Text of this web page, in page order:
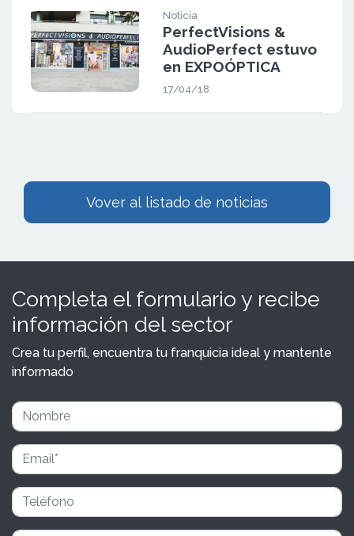
Noticia
PerfectVisions &
AudioPerfect estuvo
en EXPOÓPTICA
17/04/18
Vover al listado de noticias
Completa el formulario y recibe
información del sector
Crea tu perfil, encuentra tu franquicia ideal y mantente
informado